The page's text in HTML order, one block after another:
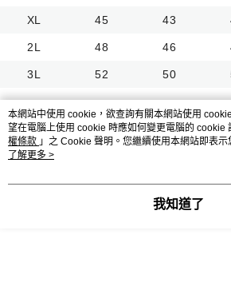
XL 45 43
2L 48 46
3L 52 50
試穿報告
單位：三圍（吋）｜ 身高（公分） ｜ 體重（
本網站中使用 cookie，欲查詢有關本網站使用
望在電腦上使用 cookie 時應如何變更電腦的 cookie
權條款 」之 Cookie 聲明。您繼續使用本網站即表
用條款之 Cookie 聲明使用 cookie。
了解更多 >
我知道了